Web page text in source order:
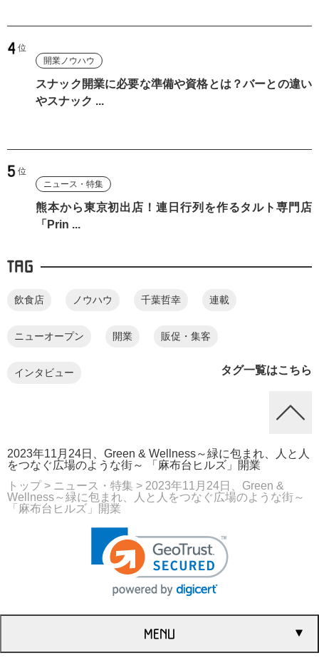
開業ノウハウ
スナック開業に必要な準備や資格とは？バーとの違い
やスナック ...
ニュース・特集
熊本から東京初出店！連日行列を作るタルト専門店
「Prin ...
TAG
飲食店 ノウハウ 千葉哲幸 連載
ニューオープン 開業 販促・集客
インタビュー タグ一覧はこちら
2023年11月24日、Green & Wellness～緑に包まれ、人と人
をつなぐ広場のような街～ 「麻布台ヒルズ」開業
トップ> ニュース・特集 > 2023年11月24日、Green &
Wellness～緑に包まれ、人と人をつなぐ広場のような街～
「麻布台ヒルズ」開業
MENU